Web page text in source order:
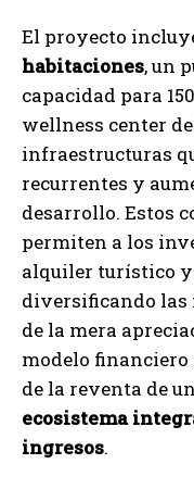
El proyecto
habitaciones, un
capacidad para
wellness center
infraestructuras
recurrentes y
desarrollo. Estos
permiten a los
alquiler turístico
diversificando las
de la mera
modelo
de la reventa de
ecosistema
ingresos.